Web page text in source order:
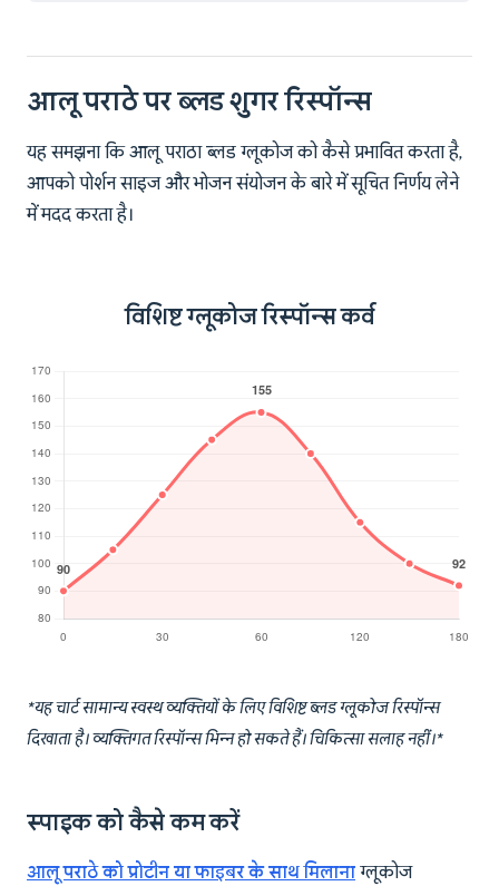
आलू पराठे पर ब्लड शुगर रिस्पॉन्स
यह समझना कि आलू पराठा ब्लड ग्लूकोज को कैसे प्रभावित करता है,
आपको पोर्शन साइज और भोजन संयोजन के बारे में सूचित निर्णय लेने
में मदद करता है।
विशिष्ट ग्लूकोज रिस्पॉन्स कर्व
*यह चार्ट सामान्य स्वस्थ व्यक्तियों के लिए विशिष्ट ब्लड ग्लूकोज रिस्पॉन्स
दिखाता है। व्यक्तिगत रिस्पॉन्स भिन्न हो सकते हैं। चिकित्सा सलाह नहीं।*
स्पाइक को कैसे कम करें
आलू पराठे को प्रोटीन या फाइबर के साथ मिलाना ग्लूकोज